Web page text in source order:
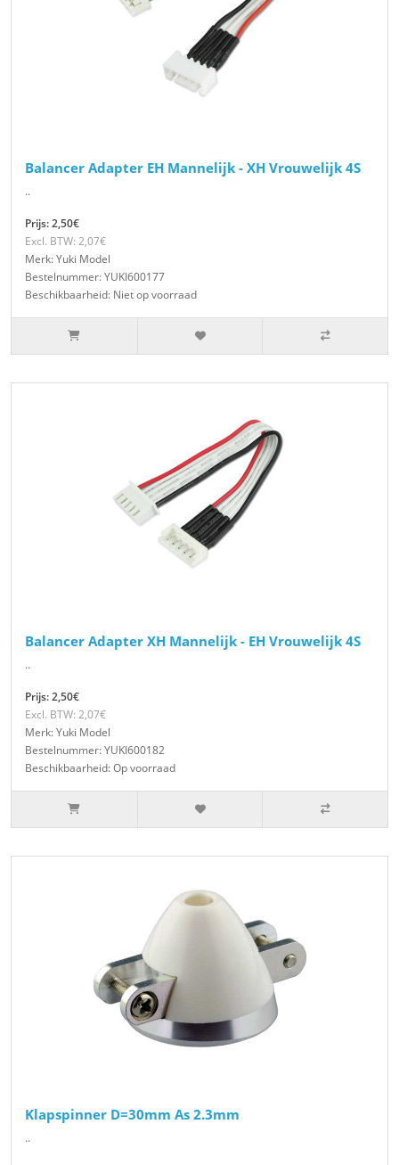
Balancer Adapter EH Mannelijk - XH Vrouwelijk 4S
..
Prijs: 2,50€
Excl. BTW: 2,07€
Merk: Yuki Model
Bestelnummer: YUKI600177
Beschikbaarheid: Niet op voorraad
Balancer Adapter XH Mannelijk - EH Vrouwelijk 4S
..
Prijs: 2,50€
Excl. BTW: 2,07€
Merk: Yuki Model
Bestelnummer: YUKI600182
Beschikbaarheid: Op voorraad
Klapspinner D=30mm As 2.3mm
..